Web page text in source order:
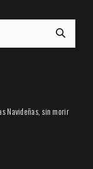
Navideñas, sin morir